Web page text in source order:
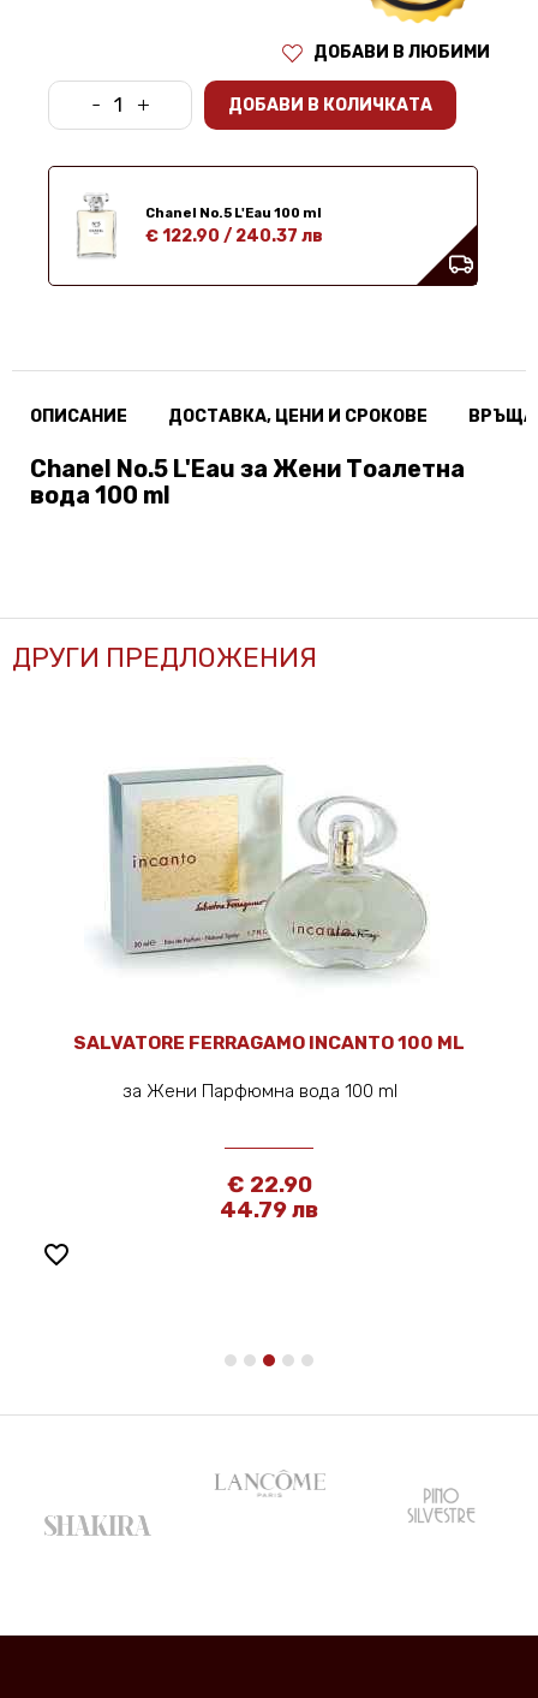
ДОБАВИ В ЛЮБИМИ
- + ДОБАВИ В КОЛИЧКАТА
Chanel No.5 L'Eau 100 ml
€ 122.90 / 240.37 лв
ОПИСАНИЕ ДОСТАВКА, ЦЕНИ И СРОКОВЕ
Chanel No.5 L'Eau за Жени Тоалетна
вода 100 ml
ДРУГИ ПРЕДЛОЖЕНИЯ
favorite_border
SALVATORE FERRAGAMO INCANTO 100 ML
за Жени Парфюмна вода 100 ml
€ 22.90
44.79 лв